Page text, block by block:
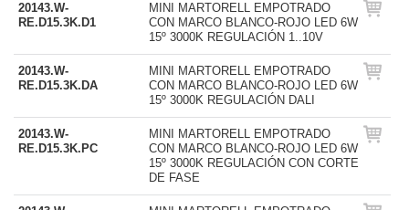
20143.W-
RE.D15.3K.D1
MINI MARTORELL EMPOTRADO
CON MARCO BLANCO-ROJO LED 6W
15º 3000K REGULACIÓN 1..10V
20143.W-
RE.D15.3K.DA
MINI MARTORELL EMPOTRADO
CON MARCO BLANCO-ROJO LED 6W
15º 3000K REGULACIÓN DALI
20143.W-
RE.D15.3K.PC
MINI MARTORELL EMPOTRADO
CON MARCO BLANCO-ROJO LED 6W
15º 3000K REGULACIÓN CON CORTE
DE FASE